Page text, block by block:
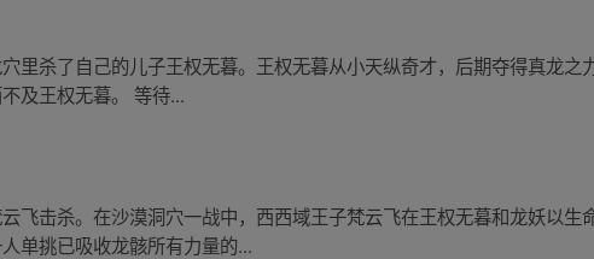
里杀了自己的儿子王权无暮。王权无暮从小天纵奇才，后期夺得真龙之
及王权无暮。 等待...
飞击杀。在沙漠洞穴一战中，西西域王子梵云飞在王权无暮和龙妖以生
单挑已吸收龙骸所有力量的...